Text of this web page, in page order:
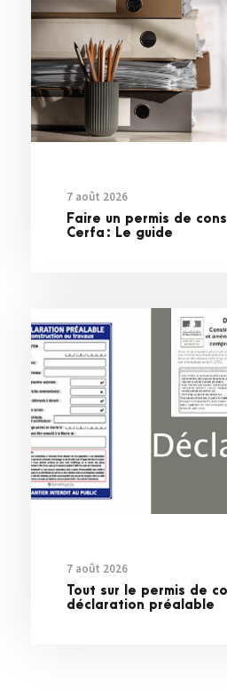
7 août 2026
Faire un permis de
Cerfa : Le guide
7 août 2026
Tout sur le permis de
déclaration préalable